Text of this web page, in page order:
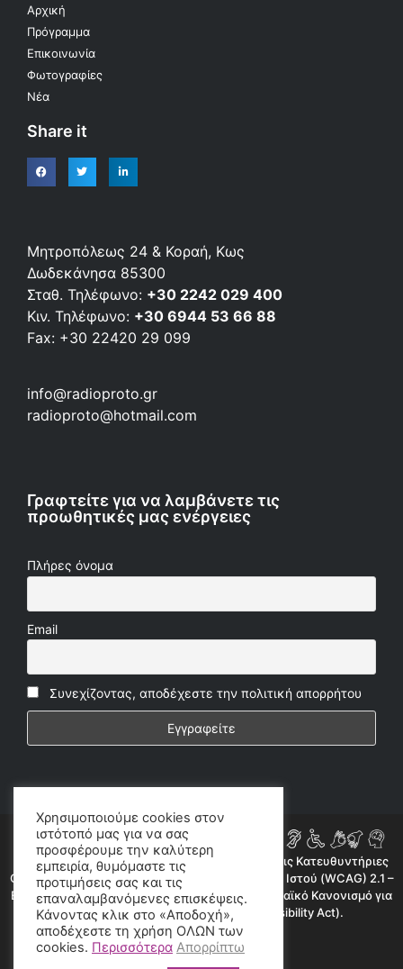
Αρχική
Πρόγραμμα
Επικοινωνία
Φωτογραφίες
Νέα
Share it
Μητροπόλεως 24 & Κοραή, Κως
Δωδεκάνησα 85300
Σταθ. Τηλέφωνο: +30 2242 029 400
Κιν. Τηλέφωνο: +30 6944 53 66 88
Fax: +30 22420 29 099
info@radioproto.gr
radioproto@hotmail.com
Γραφτείτε για να λαμβάνετε τις
προωθητικές μας ενέργειες
Πλήρες όνομα
Email
Συνεχίζοντας, αποδέχεστε την πολιτική απορρήτου
Η ιστοσελίδα μας συμμορφώνεται εν μέρει με τις Κατευθυντήριες
Οδηγίες για την Προσβασιμότητα Περιεχομένου Ιστού (WCAG) 2.1 –
Επίπεδο AA, όπως προβλέπεται από τον Ευρωπαϊκό Κανονισμό για
την Προσβασιμότητα (European Accessibility Act).
Χρησιμοποιούμε cookies στον
ιστότοπό μας για να σας
προσφέρουμε την καλύτερη
εμπειρία, θυμόμαστε τις
προτιμήσεις σας και τις
επαναλαμβανόμενες επισκέψεις.
Κάνοντας κλικ στο «Αποδοχή»,
αποδέχεστε τη χρήση ΟΛΩΝ των
cookies. Περισσότερα Απορρίπτω
©2020 radioproto.gr